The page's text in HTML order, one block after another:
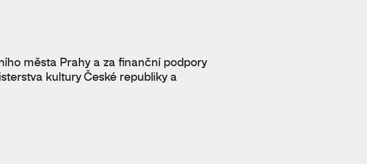
města Prahy a za finanční podpory
kultury České republiky a